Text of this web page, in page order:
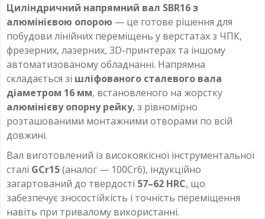
Циліндричний напрямний вал SBR16 з
алюмінієвою опорою — це готове рішення для
побудови лінійних переміщень у верстатах з ЧПК,
фрезерних, лазерних, 3D-принтерах та іншому
автоматизованому обладнанні. Напрямна
складається зі шліфованого сталевого вала
діаметром 16 мм, встановленого на жорстку
алюмінієву опорну рейку, з рівномірно
розташованими монтажними отворами по всій
довжині.
Вал виготовлений із високоякісної інструментальної
сталі GCr15(аналог — 100Cr6), індукційно
загартований до твердості 57–62 HRC, що
забезпечує зносостійкість і точність переміщення
навіть при тривалому використанні.